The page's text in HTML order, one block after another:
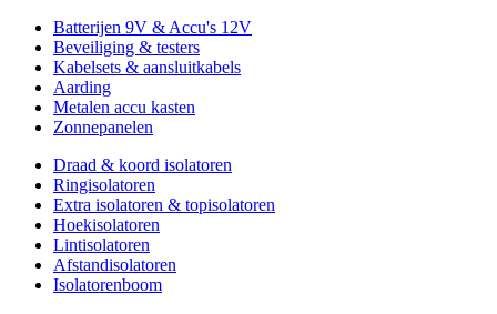
Batterijen 9V & Accu's 12V
Beveiliging & testers
Kabelsets & aansluitkabels
Aarding
Metalen accu kasten
Zonnepanelen
Draad & koord isolatoren
Ringisolatoren
Extra isolatoren & topisolatoren
Hoekisolatoren
Lintisolatoren
Afstandisolatoren
Isolatorenboom